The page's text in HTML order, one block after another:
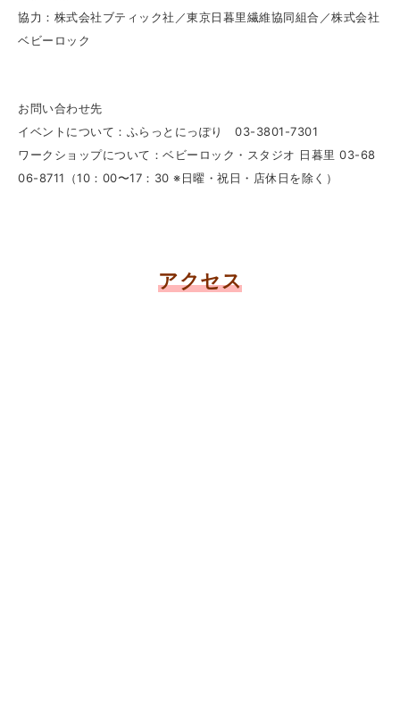
協力：株式会社ブティック社／東京日暮里繊維協同組合／株式会社
ベビーロック
お問い合わせ先
イベントについて：ふらっとにっぽり 03-3801-7301
ワークショップについて：ベビーロック・スタジオ 日暮里 03-68
06-8711（10：00〜17：30 ※日曜・祝日・店休日を除く）
アクセス